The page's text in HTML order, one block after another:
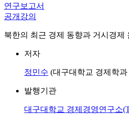
연구보고서
공개강의
북한의 최근 경제 동향과 거시경제
저자
정민수 (대구대학교 경제학과
발행기관
대구대학교 경제경영연구소